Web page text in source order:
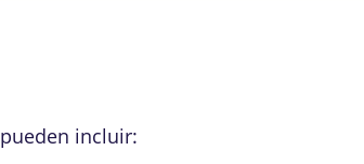
pueden incluir: